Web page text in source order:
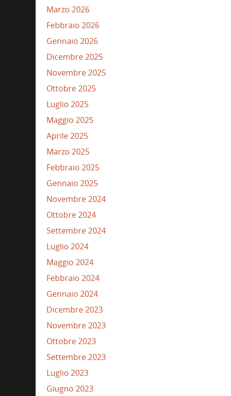
Marzo 2026
Febbraio 2026
Gennaio 2026
Dicembre 2025
Novembre 2025
Ottobre 2025
Luglio 2025
Maggio 2025
Aprile 2025
Marzo 2025
Febbraio 2025
Gennaio 2025
Novembre 2024
Ottobre 2024
Settembre 2024
Luglio 2024
Maggio 2024
Febbraio 2024
Gennaio 2024
Dicembre 2023
Novembre 2023
Ottobre 2023
Settembre 2023
Luglio 2023
Giugno 2023